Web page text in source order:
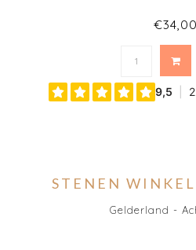
€34,00
STENEN
Gelderland -